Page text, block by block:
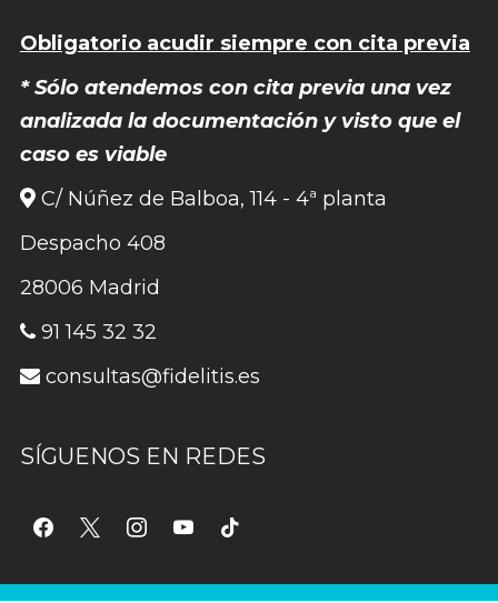
Obligatorio acudir siempre con cita previa
* Sólo atendemos con cita previa una vez
analizada la documentación y visto que el
caso es viable
C/ Núñez de Balboa, 114 - 4ª planta
Despacho 408
28006 Madrid
91 145 32 32
consultas@fidelitis.es
SÍGUENOS EN REDES
facebook
x instagramyoutubetiktok